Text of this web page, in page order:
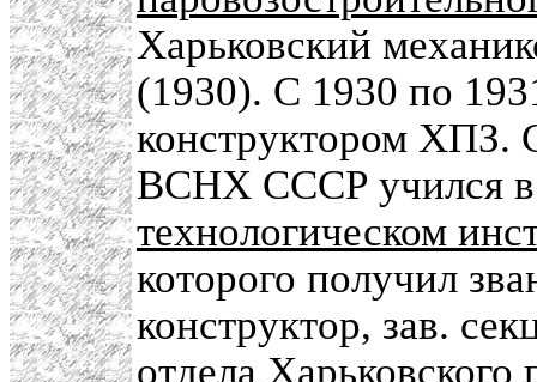
Харьковский
(1930). С 1930 по
конструктором ХПЗ.
ВСНХ СССР учился
технологическом
которого получил
конструктор, зав.
отдела Харьковского